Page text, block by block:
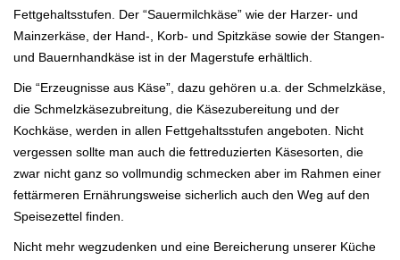
Fettgehaltsstufen. Der “Sauermilchkäse” wie der Harzer- und
Mainzerkäse, der Hand-, Korb- und Spitzkäse sowie der Stangen-
und Bauernhandkäse ist in der Magerstufe erhältlich.
Die “Erzeugnisse aus Käse”, dazu gehören u.a. der Schmelzkäse,
die Schmelzkäsezubreitung, die Käsezubereitung und der
Kochkäse, werden in allen Fettgehaltsstufen angeboten. Nicht
vergessen sollte man auch die fettreduzierten Käsesorten, die
zwar nicht ganz so vollmundig schmecken aber im Rahmen einer
fettärmeren Ernährungsweise sicherlich auch den Weg auf den
Speisezettel finden.
Nicht mehr wegzudenken und eine Bereicherung unserer Küche